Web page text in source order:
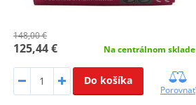
148,00 €
125,44 € Na centrálnom sklade
Do košíka
Porovnať